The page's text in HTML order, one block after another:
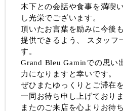
木下との会話や食事を満喫
し光栄でございます。
頂いたお言葉を励みに今後
提供できるよう、 スタッフ
す。
Grand Bleu Gaminでの思い
力になりますと幸いです
ぜひまたゆっくりとご滞在
一同お待ち申し上げておりま
またのご来店を心よりお待